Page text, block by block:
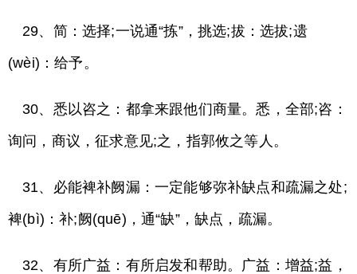
29、简：选择;一说通“拣”，挑选;拔：选拔;遗
(wèi)：给予。
30、悉以咨之：都拿来跟他们商量。悉，全部;咨：
询问，商议，征求意见;之，指郭攸之等人。
31、必能裨补阙漏：一定能够弥补缺点和疏漏之处;
裨(bì)：补;阙(quē)，通“缺”，缺点，疏漏。
32、有所广益：有所启发和帮助。广益：增益;益，